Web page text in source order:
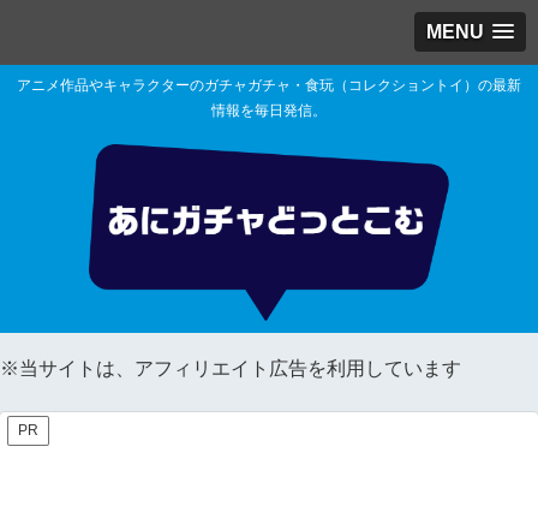
MENU
アニメ作品やキャラクターのガチャガチャ・食玩（コレクショントイ）の最新
情報を毎日発信。
※当サイトは、アフィリエイト広告を利用しています
PR